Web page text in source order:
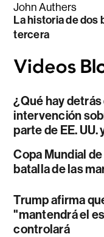
John Authers
La historia de dos
tercera
¿Qué hay detrás
intervención
parte de EE. UU.
Copa Mundial de
batalla de las
Trump afirma
"mantendrá el
controlará